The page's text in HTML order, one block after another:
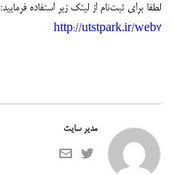
لطفا برای ثبت‌نام از لینک زیر استفاده فرمایید:
http://utstpark.ir/web7
مدیر سایت